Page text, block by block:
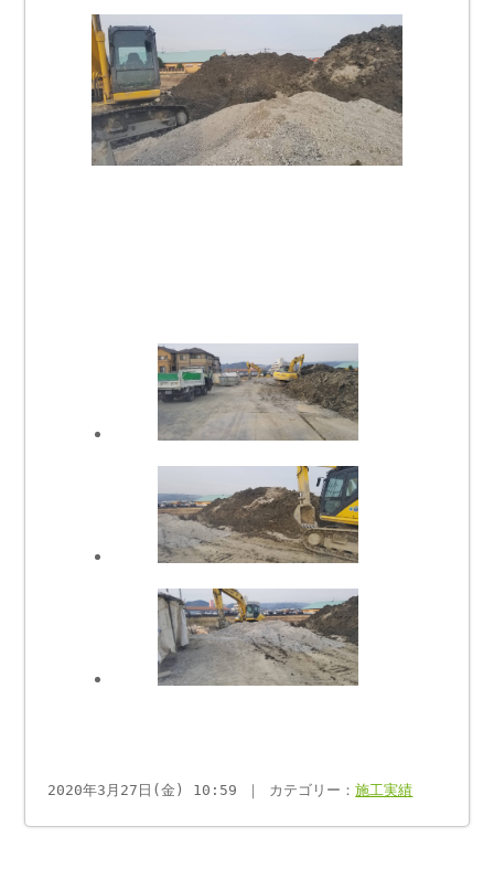
2020年3月27日(金) 10:59 ｜ カテゴリー：施工実績